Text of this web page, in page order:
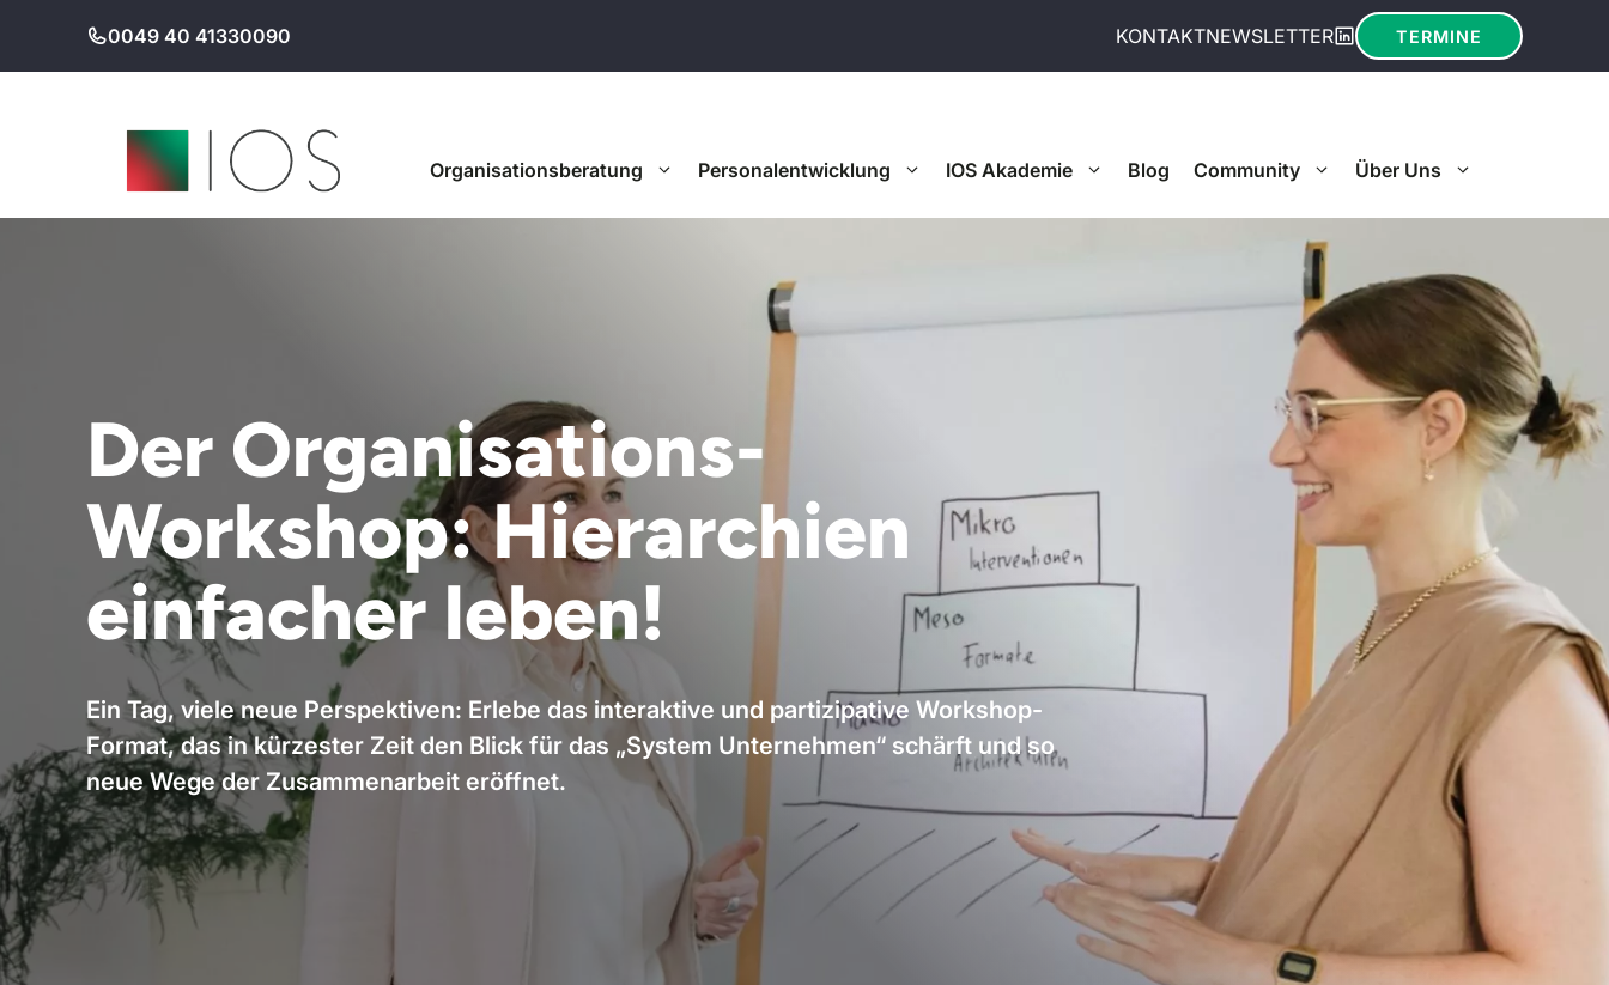
springen
0049 40 41330090 KONTAKTNEWSLETTER TERMINE
Organisationsberatung Personalentwicklung IOS Akademie Blog Community Über Uns
Der Organisations-
Workshop: Hierarchien
einfacher leben!
Ein Tag, viele neue Perspektiven: Erlebe das interaktive und partizipative Workshop-
Format, das in kürzester Zeit den Blick für das „System Unternehmen“ schärft und so
neue Wege der Zusammenarbeit eröffnet.